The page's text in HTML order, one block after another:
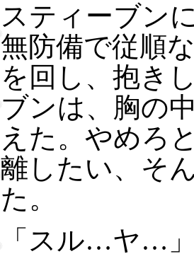
スティーブン
無防備で従順
を回し、抱き
ブンは、胸の
えた。やめろ
離したい、そ
た。
「スル…ヤ…